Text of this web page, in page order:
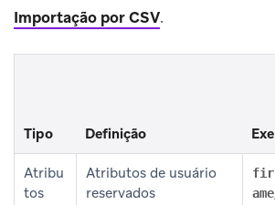
Importação por CSV.
Tipo Definição
Atribu
tos
Atributos de usuário
reservados
ame